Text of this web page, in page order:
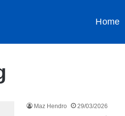
Home
Maz Hendro 29/03/2026